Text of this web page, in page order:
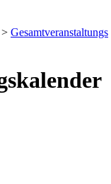
> Gesamtveranstaltungs